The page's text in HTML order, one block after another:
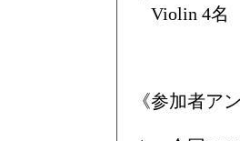
Violin 4名
《参加者ア